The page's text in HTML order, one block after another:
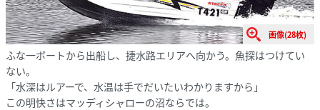
画像(28枚)
ふな一ボートから出船し、捷水路エリアへ向かう。魚探はつけてい
ない。
「水深はルアーで、水温は手でだいたいわかりますから」
この明快さはマッディシャローの沼ならでは。